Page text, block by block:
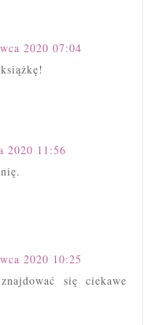
2020 07:04
2020 11:56
2020 10:25
się ciekawe